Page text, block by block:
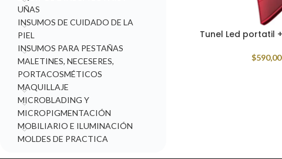
UÑAS
INSUMOS DE CUIDADO DE LA
PIEL
INSUMOS PARA PESTAÑAS
MALETINES, NECESERES,
PORTACOSMÉTICOS
MAQUILLAJE
MICROBLADING Y
MICROPIGMENTACIÓN
MOBILIARIO E ILUMINACIÓN
MOLDES DE PRACTICA
Tunel Led portatil
$